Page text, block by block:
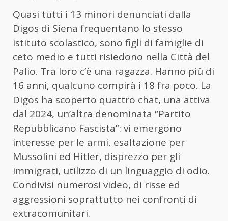
Quasi tutti i 13 minori denunciati dalla
Digos di Siena frequentano lo stesso
istituto scolastico, sono figli di famiglie di
ceto medio e tutti risiedono nella Città del
Palio. Tra loro c’è una ragazza. Hanno più di
16 anni, qualcuno compirà i 18 fra poco. La
Digos ha scoperto quattro chat, una attiva
dal 2024, un’altra denominata “Partito
Repubblicano Fascista”: vi emergono
interesse per le armi, esaltazione per
Mussolini ed Hitler, disprezzo per gli
immigrati, utilizzo di un linguaggio di odio.
Condivisi numerosi video, di risse ed
aggressioni soprattutto nei confronti di
extracomunitari.